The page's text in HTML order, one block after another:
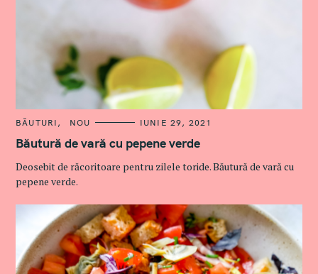
C
T
E
O
I
S
BĂUTURI NOU IUNIE 29, 2021
Băutură de vară cu pepene verde
Deosebit de răcoritoare pentru zilele toride. Băutură de vară cu
pepene verde.